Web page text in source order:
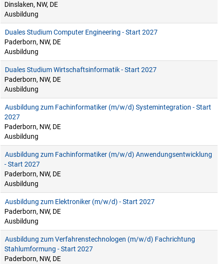
Dinslaken, NW, DE
Ausbildung
Duales Studium Computer Engineering - Start 2027
Paderborn, NW, DE
Ausbildung
Duales Studium Wirtschaftsinformatik - Start 2027
Paderborn, NW, DE
Ausbildung
Ausbildung zum Fachinformatiker (m/w/d) Systemintegration - Start
2027
Paderborn, NW, DE
Ausbildung
Ausbildung zum Fachinformatiker (m/w/d) Anwendungsentwicklung
- Start 2027
Paderborn, NW, DE
Ausbildung
Ausbildung zum Elektroniker (m/w/d) - Start 2027
Paderborn, NW, DE
Ausbildung
Ausbildung zum Verfahrenstechnologen (m/w/d) Fachrichtung
Stahlumformung - Start 2027
Paderborn, NW, DE